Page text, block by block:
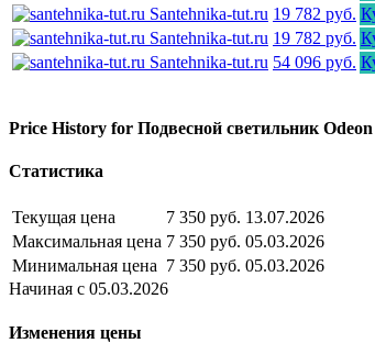
Santehnika-tut.ru 19 782 руб.
Santehnika-tut.ru 19 782 руб.
Santehnika-tut.ru 54 096 руб.
Price History for Подвесной светильник
Статистика
Текущая цена 7 350 руб. 13.07.2026
Максимальная цена 7 350 руб. 05.03.2026
Минимальная цена 7 350 руб. 05.03.2026
Начиная с 05.03.2026
Изменения цены